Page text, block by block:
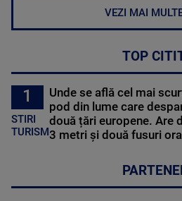
VEZI MAI
TOP
1
STIRI
TURISM
Unde se află cel mai
pod din lume care
două țări europene. Are
3 metri și două fusuri